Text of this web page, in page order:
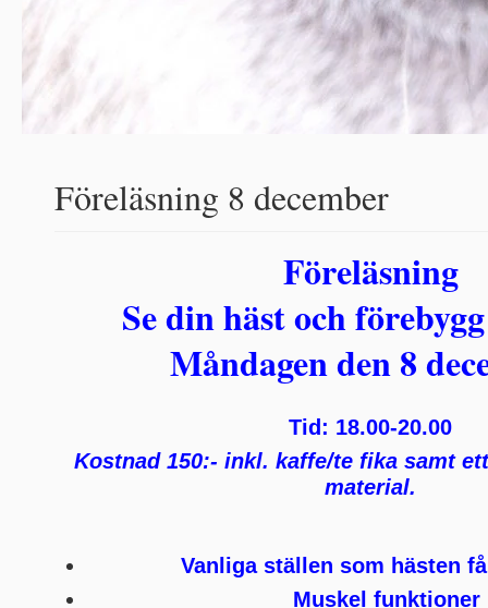
Föreläsning 8 december
Föreläsning
Se din häst och
Måndagen den 8
Tid: 18.00-20.00
Kostnad 150:- inkl. kaffe/te fika samt
material.
Vanliga ställen som hästen
Muskel funktioner